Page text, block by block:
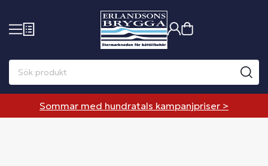
Sommar med hundratals kampanjpriser >